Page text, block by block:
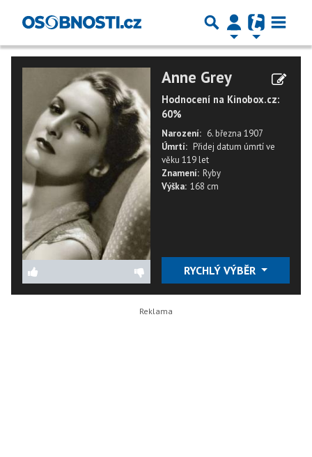
Anne Grey
Hodnocení na Kinobox.cz:
60%
Narození: 6. března 1907
Úmrtí: Přidej datum úmrtíve
věku 119 let
Znamení: Ryby
Výška: 168 cm
RYCHLÝ VÝBĚR